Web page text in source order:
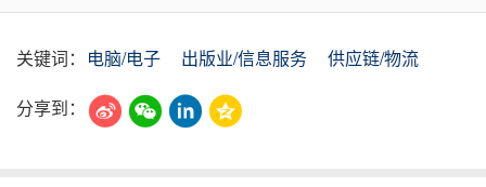
关键词： 电脑/电子 出版业/信息服务
供应链/物流
分享到：